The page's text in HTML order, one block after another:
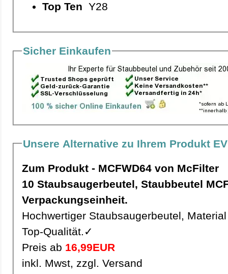
Top Ten Y28
Sicher Einkaufen
Unsere Alternative zu Ihrem Produkt
Zum Produkt - MCFWD64 von McFilter
10 Staubsaugerbeutel, Staubbeutel MCFWD64 pro
Verpackungseinheit.
Hochwertiger Staubsaugerbeutel,
Top-Qualität.✓
Preis ab 16,99EUR
inkl. Mwst, zzgl. Versand